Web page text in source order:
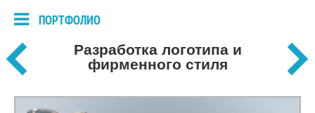
ПОРТФОЛИО
Разработка логотипа и
фирменного стиля